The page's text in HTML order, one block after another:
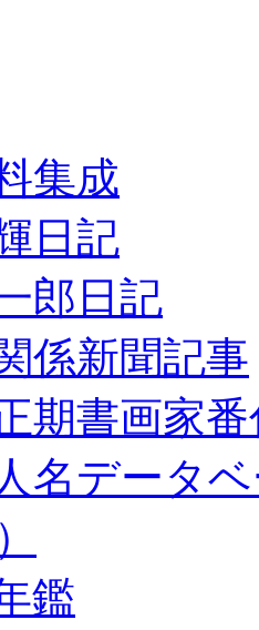
集成
日記
郎日記
係新聞記事
期書画家
名データ
鑑